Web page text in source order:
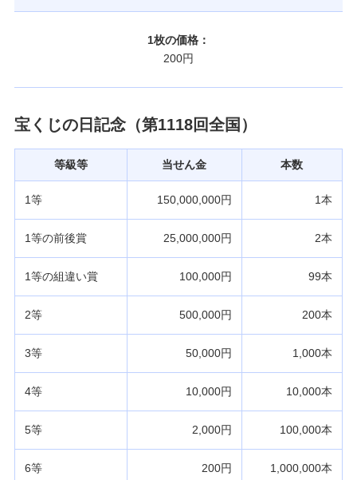
1枚の価格：
200円
宝くじの日記念（第1118回全国）
等級等 当せん金 本数
1等 150,000,000円 1本
1等の前後賞 25,000,000円 2本
1等の組違い賞 100,000円 99本
2等 500,000円 200本
3等 50,000円 1,000本
4等 10,000円 10,000本
5等 2,000円 100,000本
6等 200円 1,000,000本